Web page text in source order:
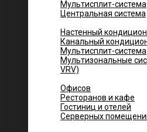
Мультисплит-система
Центральная система
Настенный
Канальный
Мультисплит-система
Мультизональные
VRV)
Офисов
Ресторанов и кафе
Гостиниц и отелей
Серверных